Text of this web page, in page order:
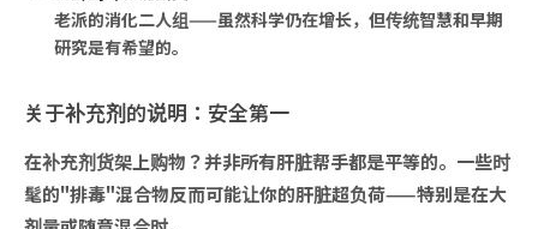
老派的消化二人组——虽然科学仍在增长，但传统智慧和早期
研究是有希望的。
关于补充剂的说明：安全第一
在补充剂货架上购物？并非所有肝脏帮手都是平等的。一些时
髦的"排毒"混合物反而可能让你的肝脏超负荷——特别是在大